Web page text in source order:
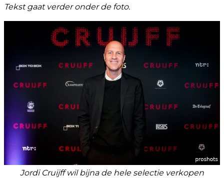
Tekst gaat verder onder de foto.
Jordi Cruijff wil bijna de hele selectie verkopen